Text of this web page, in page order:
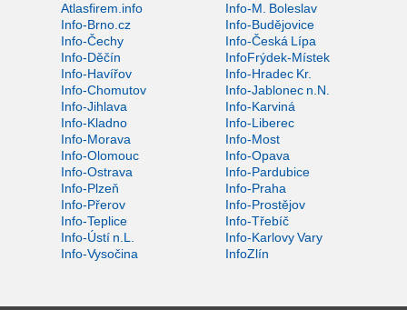
Atlasfirem.info
Info-M. Boleslav
Info-Brno.cz
Info-Budějovice
Info-Čechy
Info-Česká Lípa
Info-Děčín
InfoFrýdek-Místek
Info-Havířov
Info-Hradec Kr.
Info-Chomutov
Info-Jablonec n.N.
Info-Jihlava
Info-Karviná
Info-Kladno
Info-Liberec
Info-Morava
Info-Most
Info-Olomouc
Info-Opava
Info-Ostrava
Info-Pardubice
Info-Plzeň
Info-Praha
Info-Přerov
Info-Prostějov
Info-Teplice
Info-Třebíč
Info-Ústí n.L.
Info-Karlovy Vary
Info-Vysočina
InfoZlín